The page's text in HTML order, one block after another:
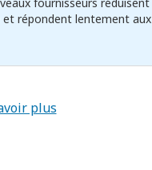
répondent lentement aux
plus